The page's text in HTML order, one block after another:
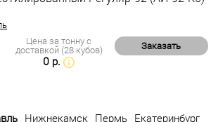
Цена за тонну с
доставкой (28 кубов)
0 р.
Заказать
Нижнекамск Пермь Екатеринбург